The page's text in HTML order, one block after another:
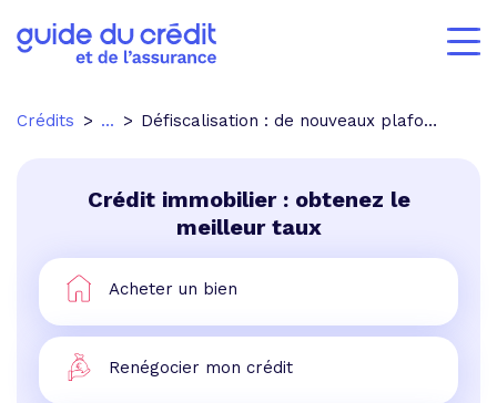
Crédits ... Défiscalisation : de nouveaux plafonds institués
Crédit immobilier : obtenez le
meilleur taux
Acheter un bien
Renégocier mon crédit